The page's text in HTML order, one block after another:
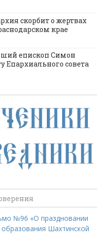
скорбит о жертвах
крае
епископ Симон
Епархиального совета
№96 «О праздновании
Шахтинской